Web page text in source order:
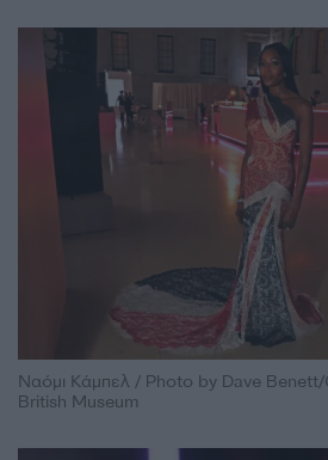
Ναόμι Κάμπελ / Photo by Dave
British Museum